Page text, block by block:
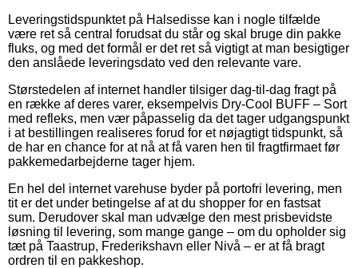
Leveringstidspunktet på Halsedisse kan i nogle tilfælde
være ret så central forudsat du står og skal bruge din pakke
fluks, og med det formål er det ret så vigtigt at man besigtiger
den anslåede leveringsdato ved den relevante vare.
Størstedelen af internet handler tilsiger dag-til-dag fragt på
en række af deres varer, eksempelvis Dry-Cool BUFF – Sort
med refleks, men vær påpasselig da det tager udgangspunkt
i at bestillingen realiseres forud for et nøjagtigt tidspunkt, så
de har en chance for at nå at få varen hen til fragtfirmaet før
pakkemedarbejderne tager hjem.
En hel del internet varehuse byder på portofri levering, men
tit er det under betingelse af at du shopper for en fastsat
sum. Derudover skal man udvælge den mest prisbevidste
løsning til levering, som mange gange – om du opholder sig
tæt på Taastrup, Frederikshavn eller Nivå – er at få bragt
ordren til en pakkeshop.